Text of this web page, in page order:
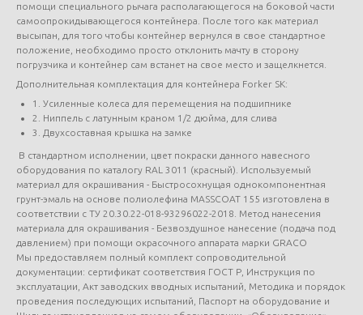
помощи специального рычага располагающегося на боковой части
самоопрокидывающегося контейнера. После того как материал
высыпан, для того чтобы контейнер вернулся в свое стандартное
положение, необходимо просто отклонить мачту в сторону
погрузчика и контейнер сам встанет на свое место и защелкнется.
Дополнительная комплектация для контейнера Forker SK:
1. Усиленные колеса для перемещения на подшипнике
2. Ниппель с латунным краном 1/2 дюйма, для слива
3. Двухсоставная крышка на замке
В стандартном исполнении, цвет покраски данного навесного
оборудования по каталогу RAL 3011 (красный). Используемый
материал для окрашивания - Быстросохнущая однокомпонентная
грунт-эмаль на основе полиолефина MASSCOAT 155 изготовлена в
соответствии с ТУ 20.30.22-018-93296022-2018. Метод нанесения
материала для окрашивания - Безвоздушное нанесение (подача под
давлением) при помощи окрасочного аппарата марки GRACO
Мы предоставляем полный комплект сопроводительной
документации: сертификат соответствия ГОСТ Р, Инструкция по
эксплуатации, Акт заводских вводных испытаний, Методика и порядок
проведения последующих испытаний, Паспорт на оборудование и